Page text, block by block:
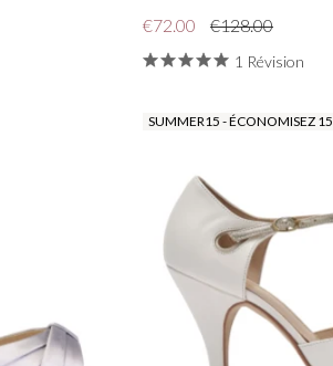
€72.00
€128.00
1 Révision
SUMMER15 - ÉCONOMISEZ